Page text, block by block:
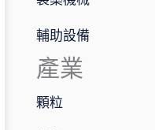
輔助設備
產業
顆粒